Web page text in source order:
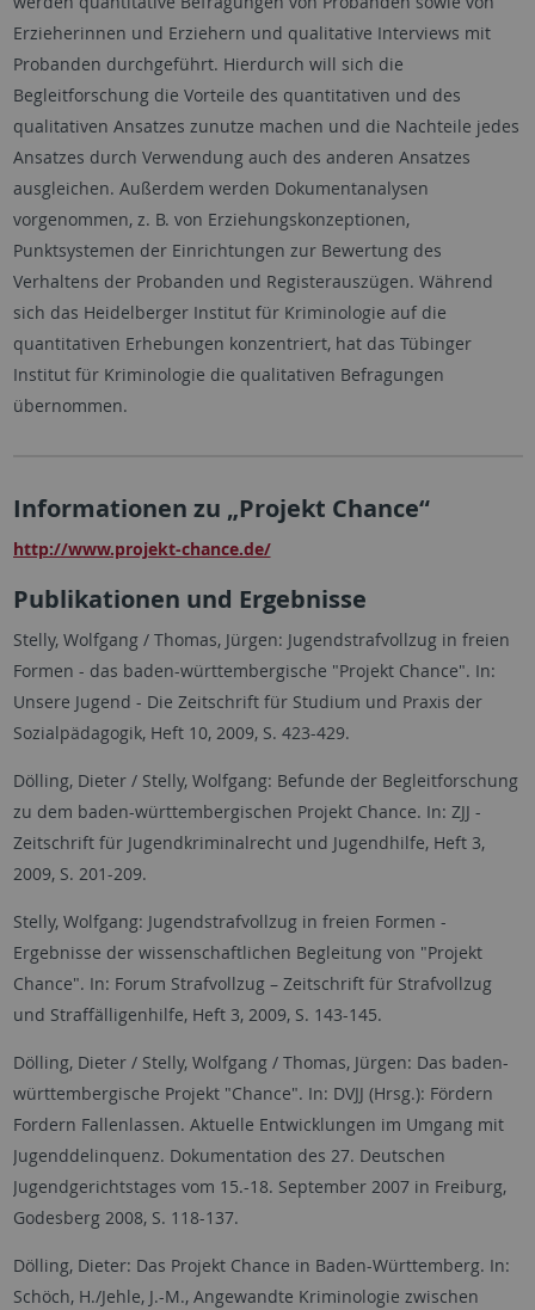
Erzieherinnen und Erziehern und qualitative Interviews mit
Probanden durchgeführt. Hierdurch will sich die
Begleitforschung die Vorteile des quantitativen und des
qualitativen Ansatzes zunutze machen und die Nachteile jedes
Ansatzes durch Verwendung auch des anderen Ansatzes
ausgleichen. Außerdem werden Dokumentanalysen
vorgenommen, z. B. von Erziehungskonzeptionen,
Punktsystemen der Einrichtungen zur Bewertung des
Verhaltens der Probanden und Registerauszügen. Während
sich das Heidelberger Institut für Kriminologie auf die
quantitativen Erhebungen konzentriert, hat das Tübinger
Institut für Kriminologie die qualitativen Befragungen
übernommen.
Informationen zu „Projekt Chance“
http://www.projekt-chance.de/
Publikationen und Ergebnisse
Stelly, Wolfgang / Thomas, Jürgen: Jugendstrafvollzug in freien
Formen - das baden-württembergische "Projekt Chance". In:
Unsere Jugend - Die Zeitschrift für Studium und Praxis der
Sozialpädagogik, Heft 10, 2009, S. 423-429.
Dölling, Dieter / Stelly, Wolfgang: Befunde der Begleitforschung
zu dem baden-württembergischen Projekt Chance. In: ZJJ -
Zeitschrift für Jugendkriminalrecht und Jugendhilfe, Heft 3,
2009, S. 201-209.
Stelly, Wolfgang: Jugendstrafvollzug in freien Formen -
Ergebnisse der wissenschaftlichen Begleitung von "Projekt
Chance". In: Forum Strafvollzug – Zeitschrift für Strafvollzug
und Straffälligenhilfe, Heft 3, 2009, S. 143-145.
Dölling, Dieter / Stelly, Wolfgang / Thomas, Jürgen: Das baden-
württembergische Projekt "Chance". In: DVJJ (Hrsg.): Fördern
Fordern Fallenlassen. Aktuelle Entwicklungen im Umgang mit
Jugenddelinquenz. Dokumentation des 27. Deutschen
Jugendgerichtstages vom 15.-18. September 2007 in Freiburg,
Godesberg 2008, S. 118-137.
Dölling, Dieter: Das Projekt Chance in Baden-Württemberg. In:
Schöch, H./Jehle, J.-M., Angewandte Kriminologie zwischen